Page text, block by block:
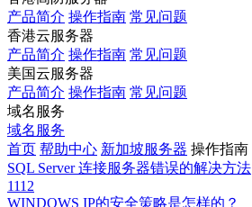
产品简介 操作指南 常见问题
香港云服务器
产品简介 操作指南 常见问题
美国云服务器
产品简介 操作指南 常见问题
域名服务
域名服务
首页 帮助中心 新加坡服务器 操作指南
SQL Server 连接服务器错误的解决方法
1112
WINDOWS IP的安全策略是怎样的？